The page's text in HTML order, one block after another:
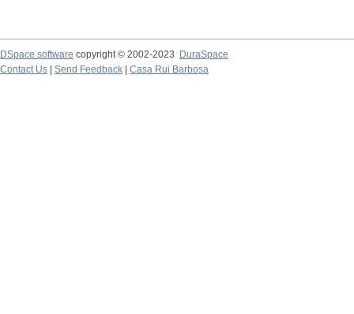
DSpace software copyright © 2002-2023
DuraSpace
Contact Us
Send Feedback Casa Rui Barbosa